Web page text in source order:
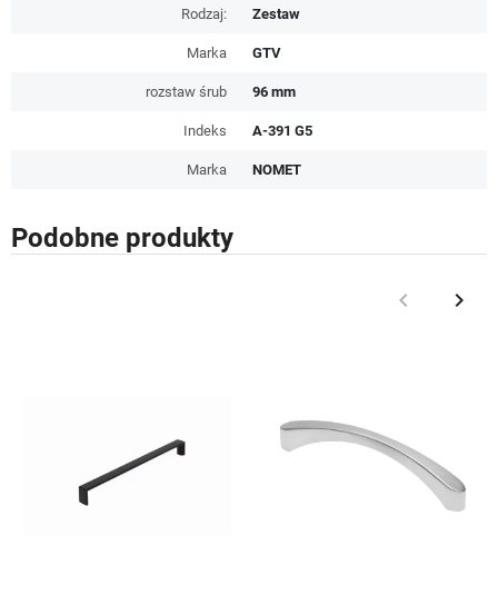
Rodzaj: Zestaw
Marka GTV
rozstaw śrub 96 mm
Indeks A-391 G5
Marka NOMET
Podobne produkty
Poprzedni
keyboard_arrow_left keyboard_arrow_right